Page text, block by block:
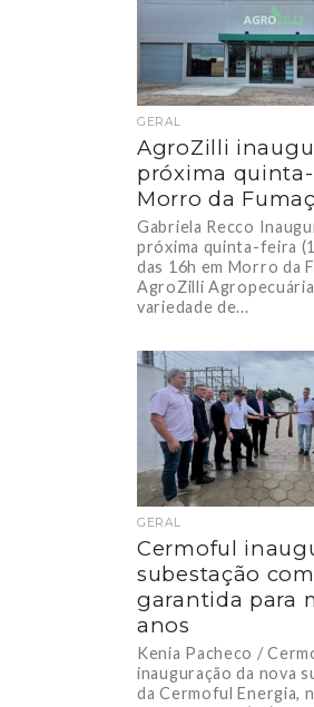
GERAL
AgroZilli
próxima
Morro da
Gabriela Recco
próxima quinta-feira
das 16h em Morro da
AgroZilli
variedade de...
GERAL
Cermoful
subestação
garantida para
anos
Kenia Pacheco /
inauguração da nova
da Cermoful Energia,